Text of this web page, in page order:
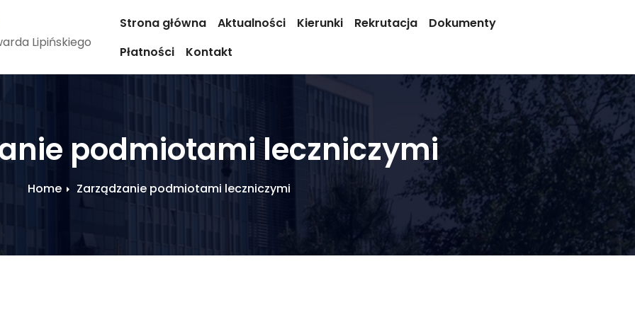
Lipińskiego
Strona główna Aktualności Kierunki Rekrutacja
Dokumenty
Płatności
Kontakt
podmiotami leczniczymi
Home Zarządzanie podmiotami leczniczymi